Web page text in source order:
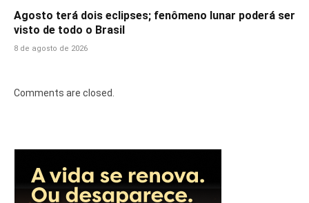
Agosto terá dois eclipses; fenômeno lunar poderá ser
visto de todo o Brasil
8 de agosto de 2026
Comments are closed.